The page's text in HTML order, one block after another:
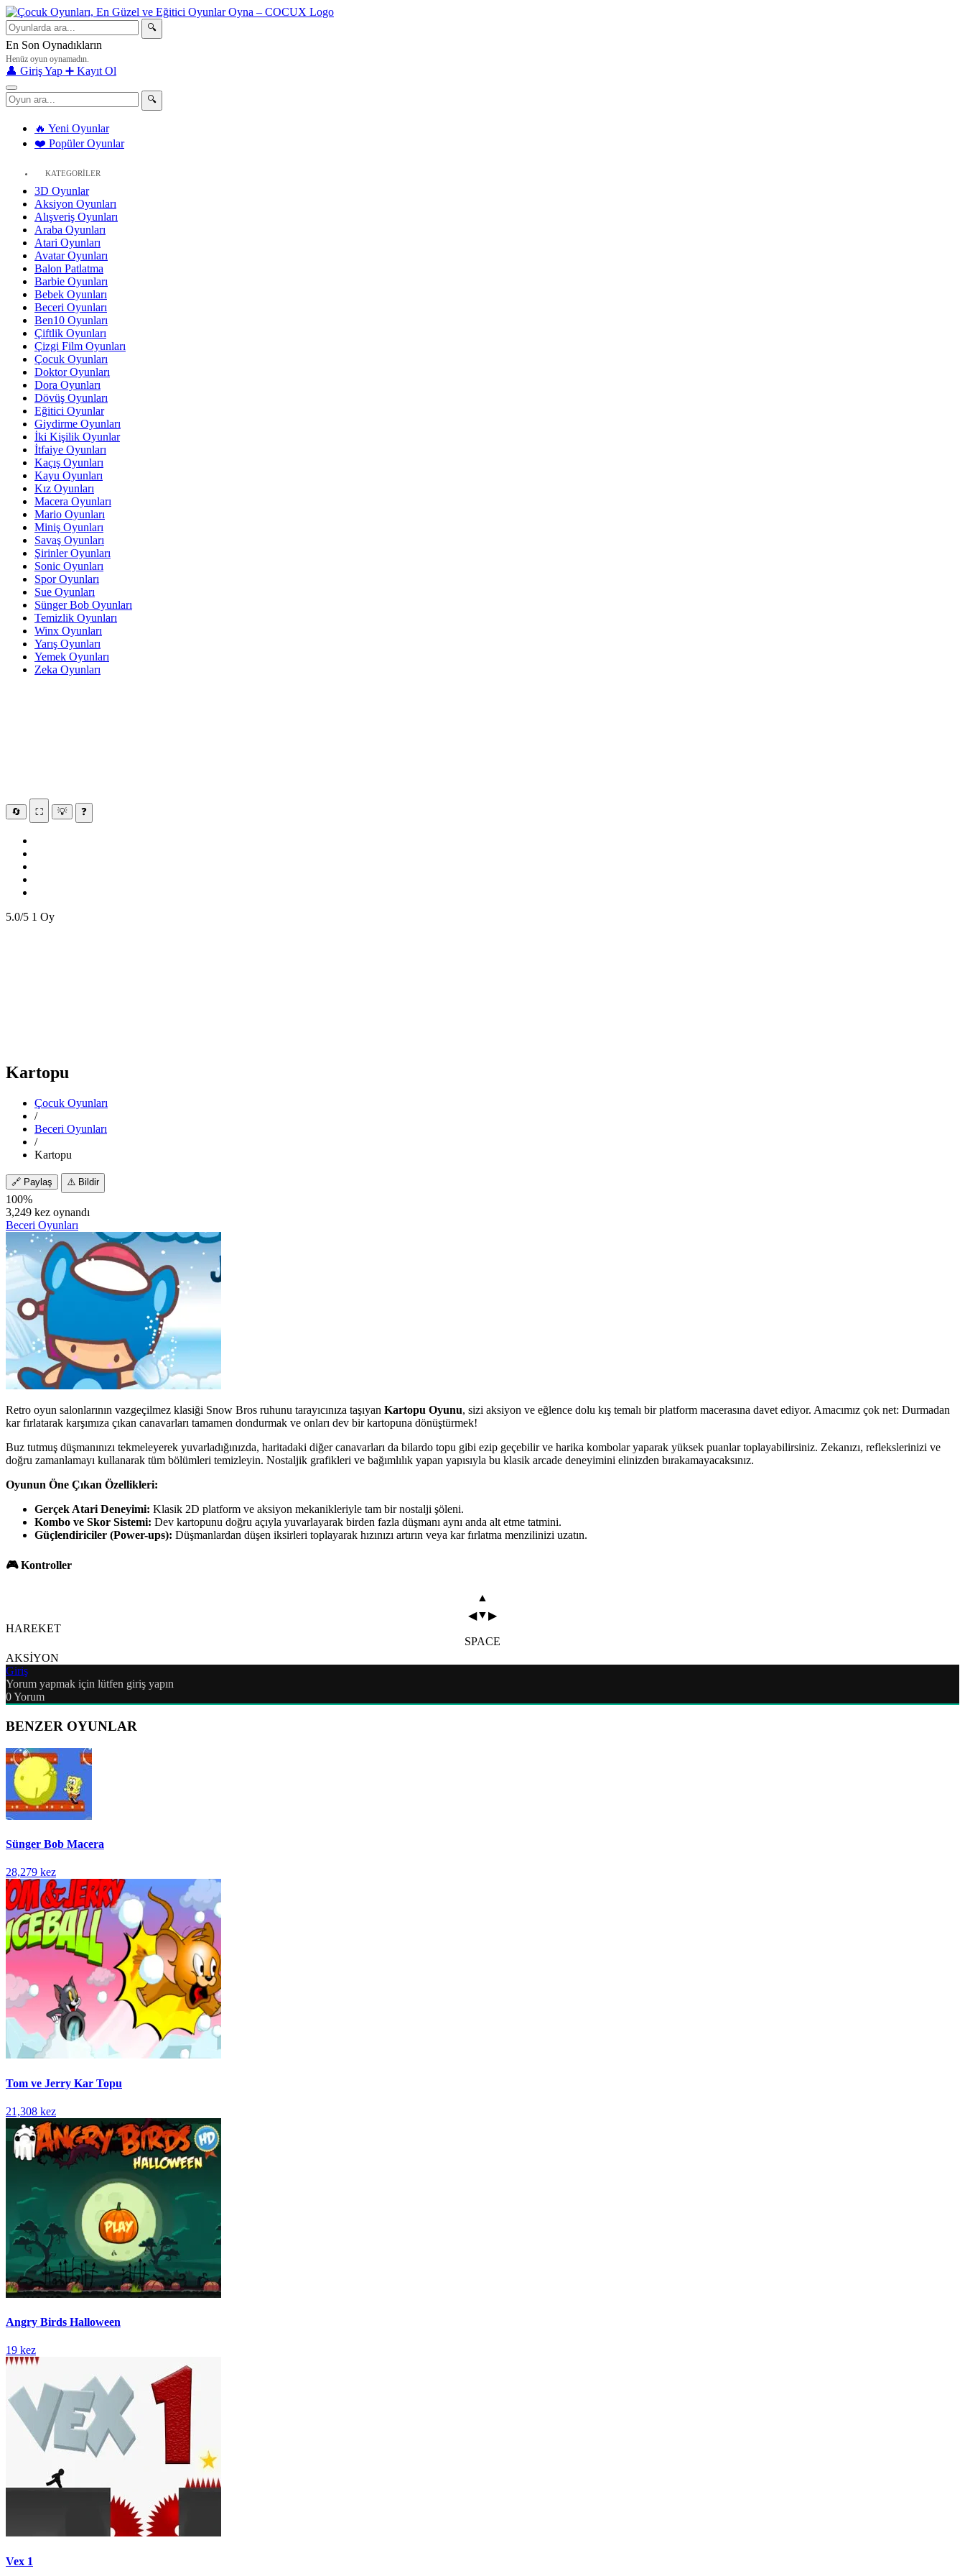
🔍
En Son Oynadıkların
Henüz oyun oynamadın.
👤 Giriş Yap ➕ Kayıt Ol
🔍
🔥 Yeni Oyunlar
❤️ Popüler Oyunlar
KATEGORİLER
3D Oyunlar
Aksiyon Oyunları
Alışveriş Oyunları
Araba Oyunları
Atari Oyunları
Avatar Oyunları
Balon Patlatma
Barbie Oyunları
Bebek Oyunları
Beceri Oyunları
Ben10 Oyunları
Çiftlik Oyunları
Çizgi Film Oyunları
Çocuk Oyunları
Doktor Oyunları
Dora Oyunları
Dövüş Oyunları
Eğitici Oyunlar
Giydirme Oyunları
İki Kişilik Oyunlar
İtfaiye Oyunları
Kaçış Oyunları
Kayu Oyunları
Kız Oyunları
Macera Oyunları
Mario Oyunları
Miniş Oyunları
Savaş Oyunları
Şirinler Oyunları
Sonic Oyunları
Spor Oyunları
Sue Oyunları
Sünger Bob Oyunları
Temizlik Oyunları
Winx Oyunları
Yarış Oyunları
Yemek Oyunları
Zeka Oyunları
🔄 ⛶ 💡 ❓
5.0/5 1 Oy
Kartopu
Çocuk Oyunları
/
Beceri Oyunları
/
Kartopu
🔗 Paylaş ⚠️ Bildir
100%
3,249 kez oynandı
Beceri Oyunları
Retro oyun salonlarının vazgeçilmez klasiği Snow Bros ruhunu tarayıcınıza taşıyan Kartopu Oyunu, sizi aksiyon ve eğlence dolu kış temalı bir platform macerasına davet ediyor. Amacımız çok net: Durmadan
kar fırlatarak karşımıza çıkan canavarları tamamen dondurmak ve onları dev bir kartopuna dönüştürmek!
Buz tutmuş düşmanınızı tekmeleyerek yuvarladığınızda, haritadaki diğer canavarları da bilardo topu gibi ezip geçebilir ve harika kombolar yaparak yüksek puanlar toplayabilirsiniz. Zekanızı, reflekslerinizi ve
doğru zamanlamayı kullanarak tüm bölümleri temizleyin. Nostaljik grafikleri ve bağımlılık yapan yapısıyla bu klasik arcade deneyimini elinizden bırakamayacaksınız.
Oyunun Öne Çıkan Özellikleri:
Gerçek Atari Deneyimi: Klasik 2D platform ve aksiyon mekanikleriyle tam bir nostalji şöleni.
Kombo ve Skor Sistemi: Dev kartopunu doğru açıyla yuvarlayarak birden fazla düşmanı aynı anda alt etme tatmini.
Güçlendiriciler (Power-ups): Düşmanlardan düşen iksirleri toplayarak hızınızı artırın veya kar fırlatma menzilinizi uzatın.
🎮 Kontroller
▲
◀▼▶
HAREKET
SPACE
AKSİYON
Giriş
Yorum yapmak için lütfen giriş yapın
0Yorum
BENZER OYUNLAR
Sünger Bob Macera
28,279 kez
Tom ve Jerry Kar Topu
21,308 kez
Angry Birds Halloween
19 kez
Vex 1